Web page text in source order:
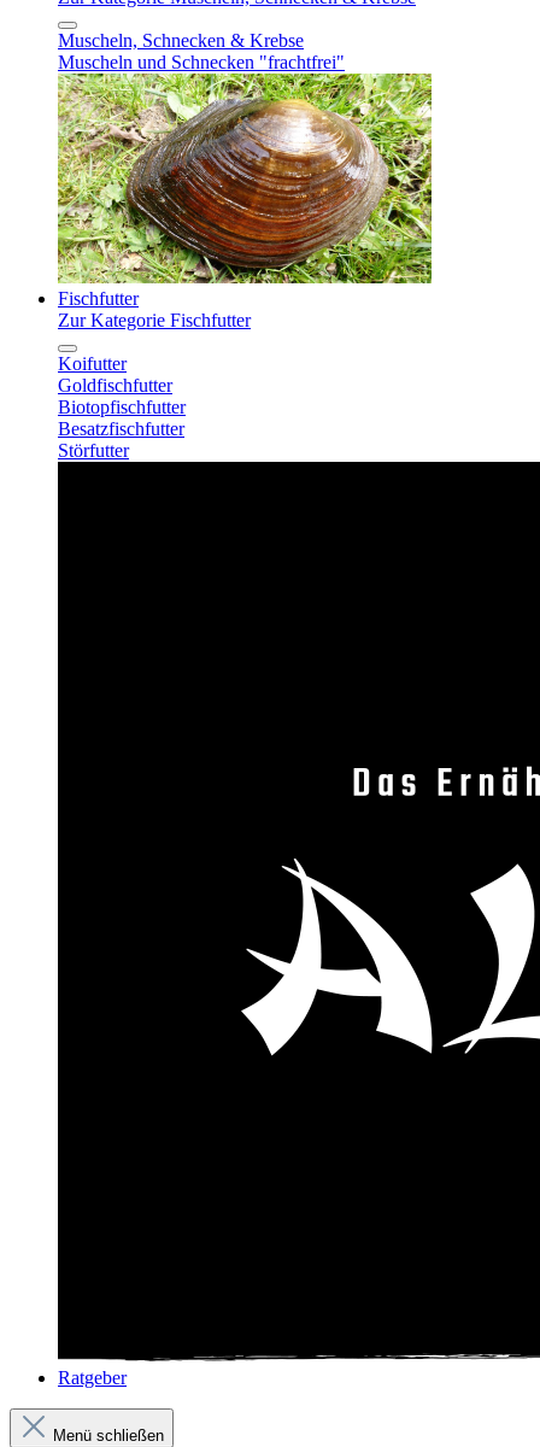
Muscheln, Schnecken & Krebse
Muscheln und Schnecken "frachtfrei"
Fischfutter
Zur Kategorie Fischfutter
Koifutter
Goldfischfutter
Biotopfischfutter
Besatzfischfutter
Störfutter
Ratgeber
Menü schließen